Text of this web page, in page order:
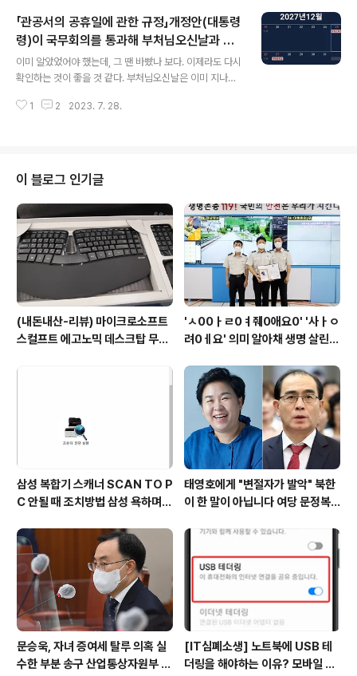
을 주는 것을 적선이라 한다. 상식적으로 생각하면 비슷한
생각을 할 거라 본다. 하지만 이상한 생각에 사로잡혀 나쁜
짓을 하고도 아무런 가책을 느끼지 못하는 것은 일반적으
로 인간이 아니라 본다. 반성의 기미가 보이지 않는 태도는
양형에 아무런 도움이 되지 않을 거라는 걸 모르는 걸까?
동일한 사항에 다른 생각을 가지고 있는 것이 문제라고 본
「관공서의 공휴일에 관한 규정」개정안(대통령
령)이 국무회의를 통과해 부처님오신날과 기
독탄신일에도 대체공휴일이 확대 적용된다 2
023년 부터 추가 2027년 성탄절이 토요일
이미 알았었어야 했는데, 그 땐 바빴나 보다. 이제라도 다시
확인하는 것이 좋을 것 같다. 부처님오신날은 이미 지나갔
다. 2023년 5월 27일 토요일이어서 2023년 5월 29일
체공휴일을 지정하는 휴일을 간단하게 정리해보고 넘어가
자. 관공서의 공휴일에 관한 규정이다. 제2조(공휴일) 관공
서의 공휴일은 다음 각 호와 같다. 다만, 재외공관의 공휴일
은 우리나라의 국경일 중 공휴일과 주재국의 공휴일로 한
다. 1. 일요일 2. 국경일 중 3ㆍ1절, 광복절, 개천절 및 한글
날 3..
1 2 2023. 7. 28.
이 블로그 인기글
(내돈내산-리뷰) 마이크로소프트
스컬프트 에고노믹 데스크탑 무선
고가의 무선키보드세트 3in1, 만
'ㅅ00ㅏㄹ0ㅕ줴0애요0' '사ㅏㅇ
려0ㅔ요' 의미 알아채 생명 살린
살려 뿌듯, 당연한 일 업무에 자긍
심 모든 재난 상황 선봉 119 종합
상황실 요원들
삼성 복합기 스캐너 SCAN TO P
C 안될 때 조치방법 삼성 욕하며
0 에서 스캔 실패하고 나서 처리함
태영호에게 "변절자가 발악" 북한
이 한 말이 아닙니다 여당 문정복
문승욱, 자녀 증여세 탈루 의혹 실
수한 부분 송구 산업통상자원부 장
[IT심폐소생] 노트북에 USB 테
더링을 해야하는 이유? 모바일 핫